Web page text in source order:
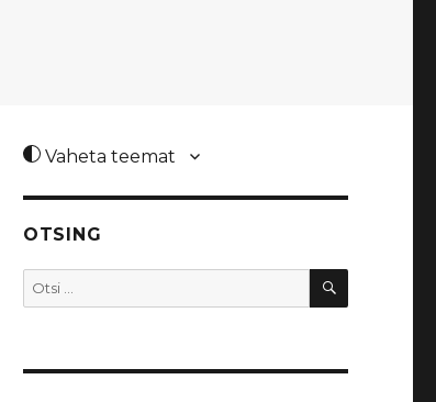
Vaheta teemat
OTSING
Otsi: OTSI